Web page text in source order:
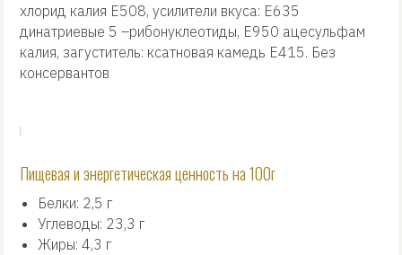
хлорид калия Е508, усилители вкуса: Е635
динатриевые 5 –рибонуклеотиды, Е950 ацесульфам
калия, загуститель: ксатновая камедь Е415. Без
консервантов
Пищевая и энергетическая ценность на 100г
Белки: 2,5 г
Углеводы: 23,3 г
Жиры: 4,3 г